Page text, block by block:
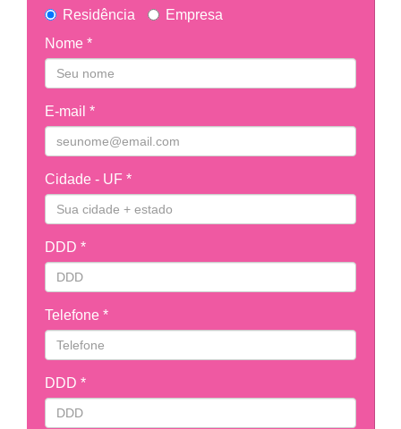
Residência
Empresa
Nome *
E-mail *
Cidade - UF *
DDD *
Telefone *
DDD *